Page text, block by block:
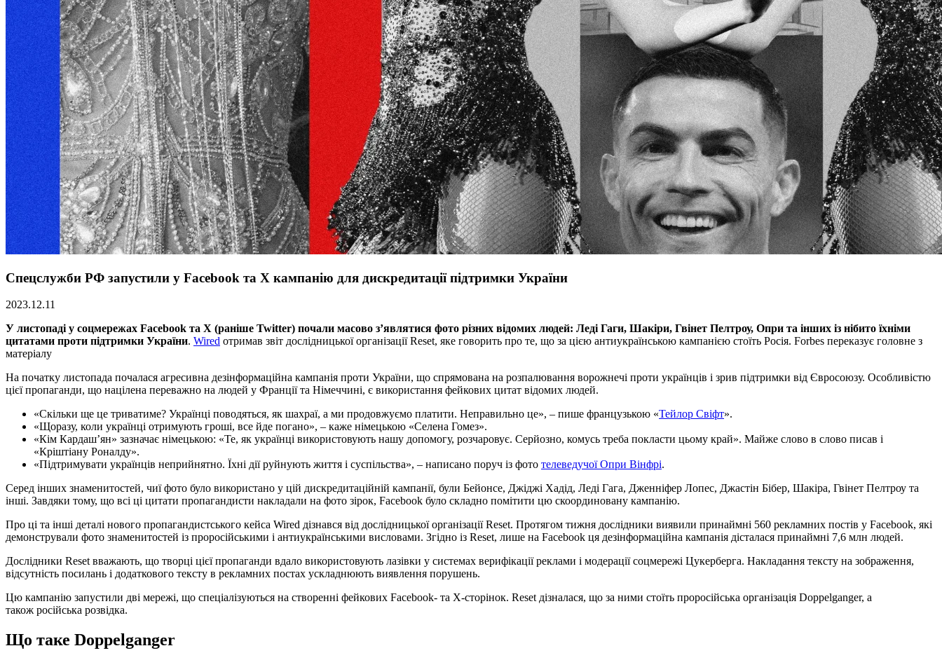
Спецслужби РФ запустили у Facebook та X кампанію для дискредитації підтримки України
2023.12.11
У листопаді у соцмережах Facebook та X (раніше Twitter) почали масово зʼявлятися фото різних відомих людей: Леді Гаги, Шакіри, Гвінет Пелтроу, Опри та інших із нібито їхніми
цитатами проти підтримки України. Wired отримав звіт дослідницької організації Reset, яке говорить про те, що за цією антиукраїнською кампанією стоїть Росія. Forbes переказує головне з
матеріалу
На початку листопада почалася агресивна дезінформаційна кампанія проти України, що спрямована на розпалювання ворожнечі проти українців і зрив підтримки від Євросоюзу. Особливістю
цієї пропаганди, що націлена переважно на людей у Франції та Німеччині, є використання фейкових цитат відомих людей.
«Скільки ще це триватиме? Українці поводяться, як шахраї, а ми продовжуємо платити. Неправильно це», – пише французькою «Тейлор Свіфт».
«Щоразу, коли українці отримують гроші, все йде погано», – каже німецькою «Селена Гомез».
«Кім Кардаш’ян» зазначає німецькою: «Те, як українці використовують нашу допомогу, розчаровує. Серйозно, комусь треба покласти цьому край». Майже слово в слово писав і
«Кріштіану Роналду».
«Підтримувати українців неприйнятно. Їхні дії руйнують життя і суспільства», – написано поруч із фото телеведучої Опри Вінфрі.
Серед інших знаменитостей, чиї фото було використано у цій дискредитаційній кампанії, були Бейонсе, Джіджі Хадід, Леді Гага, Дженніфер Лопес, Джастін Бібер, Шакіра, Гвінет Пелтроу та
інші. Завдяки тому, що всі ці цитати пропагандисти накладали на фото зірок, Facebook було складно помітити цю скоординовану кампанію.
Про ці та інші деталі нового пропагандистського кейса Wired дізнався від дослідницької організації Reset. Протягом тижня дослідники виявили принаймні 560 рекламних постів у Facebook, які
демонстрували фото знаменитостей із проросійськими і антиукраїнськими висловами. Згідно із Reset, лише на Facebook ця дезінформаційна кампанія дісталася принаймні 7,6 млн людей.
Дослідники Reset вважають, що творці цієї пропаганди вдало використовують лазівки у системах верифікації реклами і модерації соцмережі Цукерберга. Накладання тексту на зображення,
відсутність посилань і додаткового тексту в рекламних постах ускладнюють виявлення порушень.
Цю кампанію запустили дві мережі, що спеціалізуються на створенні фейкових Facebook- та Х-сторінок. Reset дізналася, що за ними стоїть проросійська організація Doppelganger, а
також російська розвідка.
Що таке Doppelganger